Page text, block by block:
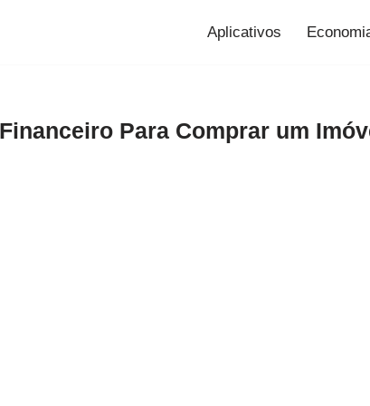
Aplicativos
Para Comprar um